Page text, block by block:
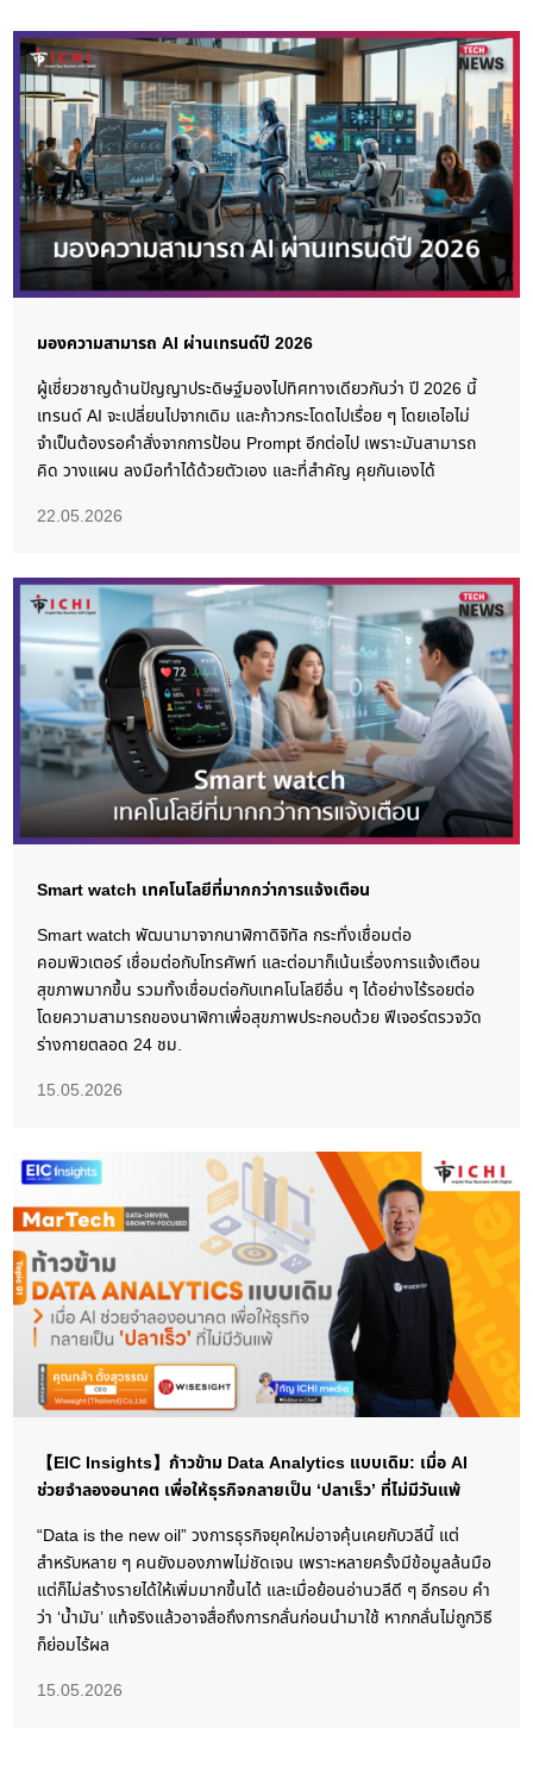
มองความสามารถ AI ผ่านเทรนด์ปี 2026
ผู้เชี่ยวชาญด้านปัญญาประดิษฐ์มองไปทิศทางเดียวกันว่า ปี 2026 นี้
เทรนด์ AI จะเปลี่ยนไปจากเดิม และก้าวกระโดดไปเรื่อย ๆ โดยเอไอไม่
จำเป็นต้องรอคำสั่งจากการป้อน Prompt อีกต่อไป เพราะมันสามารถ
คิด วางแผน ลงมือทำได้ด้วยตัวเอง และที่สำคัญ คุยกันเองได้
22.05.2026
Smart watch เทคโนโลยีที่มากกว่าการแจ้งเตือน
Smart watch พัฒนามาจากนาฬิกาดิจิทัล กระทั่งเชื่อมต่อ
คอมพิวเตอร์ เชื่อมต่อกับโทรศัพท์ และต่อมาก็เน้นเรื่องการแจ้งเตือน
สุขภาพมากขึ้น รวมทั้งเชื่อมต่อกับเทคโนโลยีอื่น ๆ ได้อย่างไร้รอยต่อ
โดยความสามารถของนาฬิกาเพื่อสุขภาพประกอบด้วย ฟีเจอร์ตรวจวัด
ร่างกายตลอด 24 ชม.
15.05.2026
【EIC Insights】ก้าวข้าม Data Analytics แบบเดิม: เมื่อ AI
ช่วยจำลองอนาคต เพื่อให้ธุรกิจกลายเป็น ‘ปลาเร็ว’ ที่ไม่มีวันแพ้
“Data is the new oil” วงการธุรกิจยุคใหม่อาจคุ้นเคยกับวลีนี้ แต่
สำหรับหลาย ๆ คนยังมองภาพไม่ชัดเจน เพราะหลายครั้งมีข้อมูลล้นมือ
แต่ก็ไม่สร้างรายได้ให้เพิ่มมากขึ้นได้ และเมื่อย้อนอ่านวลีดี ๆ อีกรอบ คำ
ว่า ‘น้ำมัน’ แท้จริงแล้วอาจสื่อถึงการกลั่นก่อนนำมาใช้ หากกลั่นไม่ถูกวิธี
ก็ย่อมไร้ผล
15.05.2026